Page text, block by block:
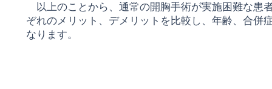
​ 以上のことから、通常の開胸手術が実施困難な患
ぞれのメ リット、デメリットを比較し、年齢、合併
なります。